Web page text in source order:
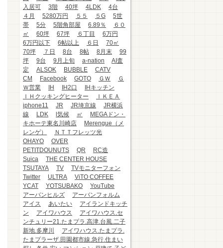
入居可
3階 40坪 4LDK
4台
４月
5280万円 ５５ ５G
5世
帯
5分 5階角部屋 6.89％
６０
㎡
60坪 67坪 ６丁目
6万円
6万円以下
6帖以上 ６日
70㎡
70坪
７日 8台 8帖 8月末
99
坪
9台 9月上旬 a-nation
AI査
定
ALSOK BUBBLE
CATV
CM
Facebook GOTO ＧＷ
Ｇ
Ｗ営業
IH IH2口
IHキッチン
ＩＨクッキングヒーター
ＩＫＥＡ
iphone11
JR JR埼京線
JR横浜
線
LDK l気候 ㎡
MEGAドン・
キホーテ東名川崎店
Merengue（メ
レンゲ）
ＮＴＴフレッツ光
OHAYO
OVER
PETITDOUNUTS
QR
RC造
Suica
THE CENTER HOUSE
TSUTAYA
TV
TVモニターフォン
Twitter
ULTRA
ViTO COFFEE
YCAT
YOTSUBAKO
YouTube
アーバンヒルズ
アーバンフォルム
アイス
あいたい
アイランドキッチ
ン
アイワハウス
アイワハウス.セ
ンチュリー21.たまプラ.高津.台風.二子
新地.多摩川
アイワハウス.たまプラ.
たまプラーザ.田園都市線.急行.住まい